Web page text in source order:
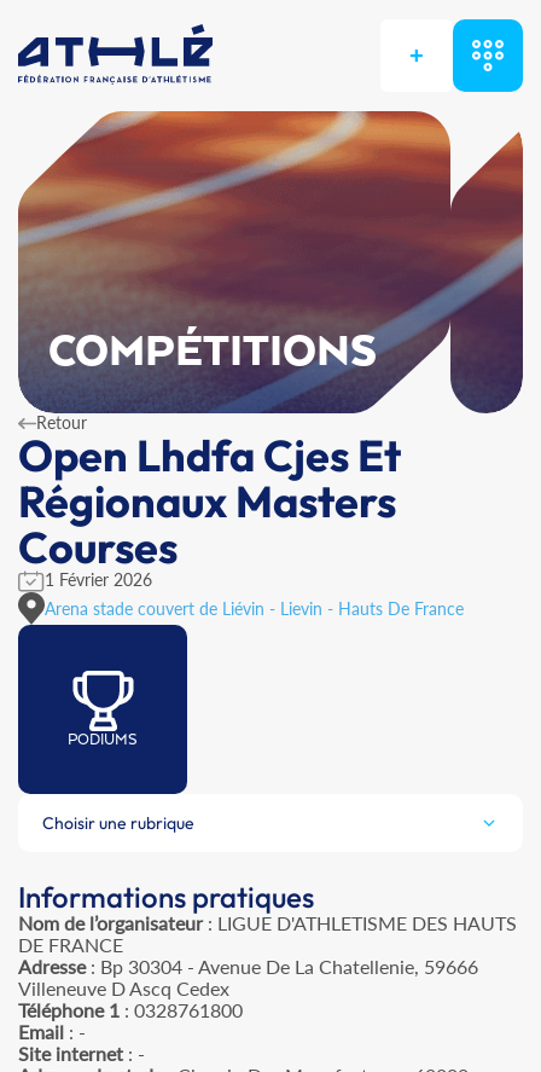
+
COMPÉTITIONS
Retour
Open Lhdfa Cjes Et
Régionaux Masters
Courses
1 Février 2026
Arena stade couvert de Liévin - Lievin - Hauts De France
PODIUMS
Choisir une rubrique
Informations pratiques
Nom de l’organisateur: LIGUE D'ATHLETISME DES HAUTS
DE FRANCE
Adresse: Bp 30304 - Avenue De La Chatellenie, 59666
Villeneuve D Ascq Cedex
Téléphone 1 : 0328761800
Email : -
Site internet : -